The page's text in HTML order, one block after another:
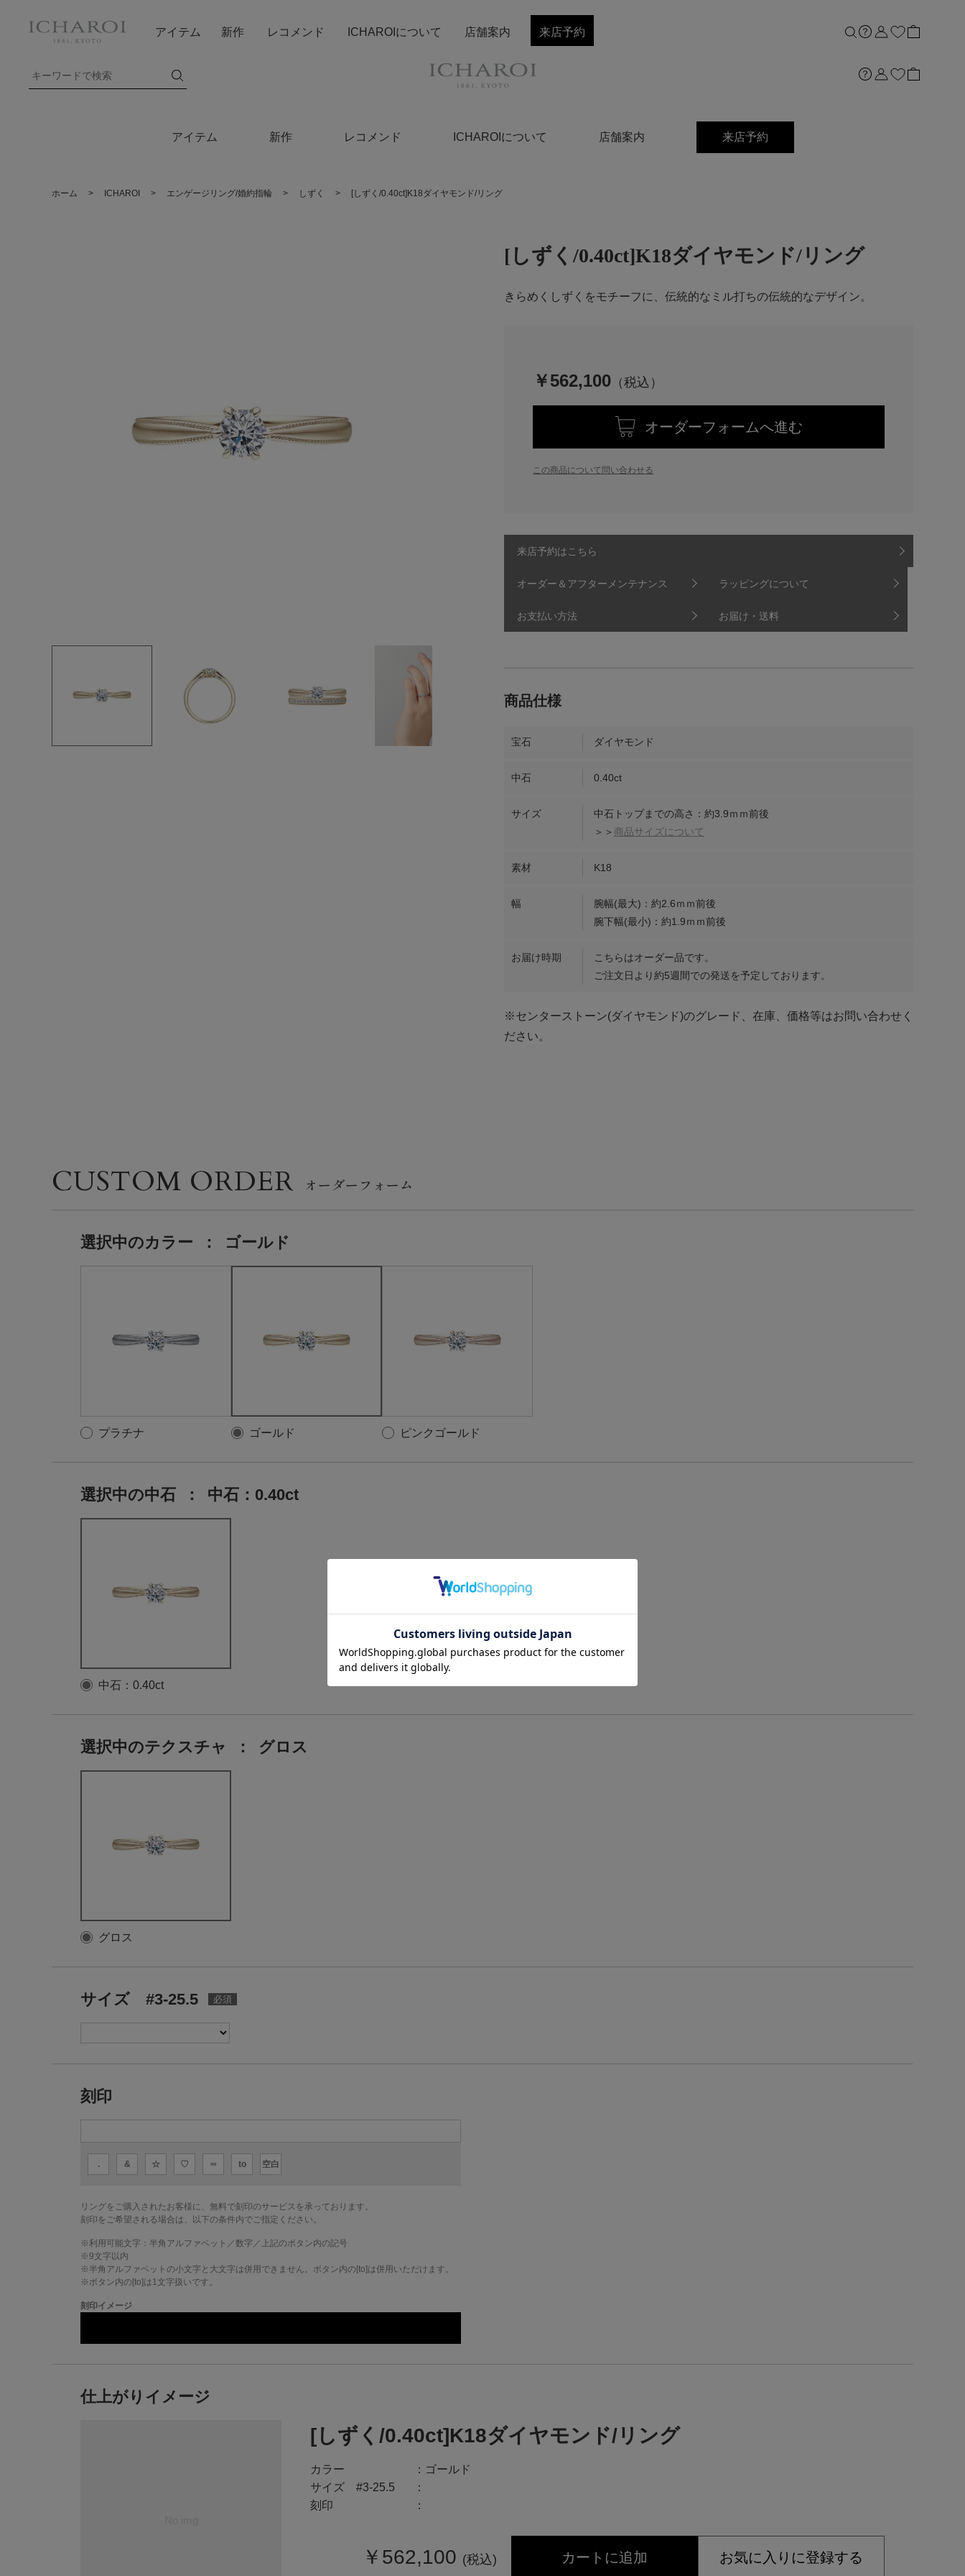
アイテム 新作 レコメンド ICHAROIについて 店舗案内 来店予約
アイテム 新作 レコメンド ICHAROIについて 店舗案内 来店予約
ホーム > ICHAROI > エンゲージリング/婚約指輪 > しずく > [しずく/0.40ct]K18ダイヤモンド/リング
[しずく/0.40ct]K18ダイヤモンド/リング
きらめくしずくをモチーフに、伝統的なミル打ちの伝統的なデザイン。
￥562,100
オーダーフォームへ進む
この商品について問い合わせる
来店予約はこちら
オーダー＆アフターメンテナンス ラッピングについて
お支払い方法 お届け・送料
宝石 ダイヤモンド
中石 0.40ct
サイズ
中石トップまでの高さ：約3.9ｍｍ前後
＞＞ 商品サイズについて
素材 K18
幅
腕幅(最大)：約2.6ｍｍ前後
腕下幅(最小)：約1.9ｍｍ前後
お届け時期
こちらはオーダー品です。
ご注文日より約5週間での発送を予定しております。
※センターストーン(ダイヤモンド)のグレード、在庫、価格等はお問い合わせく
ださい。
CUSTOM ORDER
選択中のカラー ： ゴールド
プラチナ ゴールド ピンクゴールド
選択中の中石 ： 中石：0.40ct
中石：0.40ct
選択中のテクスチャ ： グロス
グロス
サイズ #3-25.5
刻印
. & ☆ ♡ ∞ to 空白
リングをご購入されたお客様に、無料で刻印のサービスを承っております。
刻印をご希望される場合は、以下の条件内でご指定ください。
※利用可能文字： 半角アルファベット／数字／上記のボタン内の記号
※9文字以内
※半角アルファベットの小文字と大文字は併用できません。ボタン内の[to]は併用いただけます。
※ボタン内の[to]は1文字扱いです。
刻印イメージ
仕上がりイメージ
[しずく/0.40ct]K18ダイヤモンド/リング
カラー
ゴールド
サイズ #3-25.5
刻印
￥ 562,100 (税込) カートに追加 お気に入りに登録する